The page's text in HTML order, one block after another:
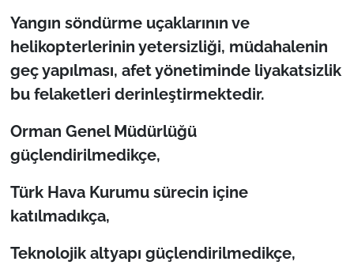
Yangın söndürme uçaklarının ve
helikopterlerinin yetersizliği, müdahalenin
geç yapılması, afet yönetiminde liyakatsizlik
bu felaketleri derinleştirmektedir.
Orman Genel Müdürlüğü
güçlendirilmedikçe,
Türk Hava Kurumu sürecin içine
katılmadıkça,
Teknolojik altyapı güçlendirilmedikçe,
İş Dünyası
Bilim Teknoloji
English News
Canlı Maç
Genel-A
Gündem-Eğitim